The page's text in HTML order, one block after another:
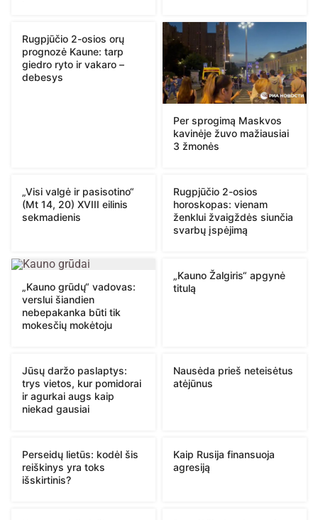
Rugpjūčio 2-osios orų
prognozė Kaune: tarp
giedro ryto ir vakaro –
debesys
Per sprogimą Maskvos
kavinėje žuvo mažiausiai
3 žmonės
„Visi valgė ir pasisotino“
(Mt 14, 20) XVIII eilinis
sekmadienis
Rugpjūčio 2-osios
horoskopas: vienam
ženklui žvaigždės siunčia
svarbų įspėjimą
„Kauno grūdų“ vadovas:
verslui šiandien
nebepakanka būti tik
mokesčių mokėtoju
„Kauno Žalgiris“ apgynė
titulą
Jūsų daržo paslaptys:
trys vietos, kur pomidorai
ir agurkai augs kaip
niekad gausiai
Nausėda prieš neteisėtus
atėjūnus
Perseidų lietūs: kodėl šis
reiškinys yra toks
išskirtinis?
Kaip Rusija finansuoja
agresiją